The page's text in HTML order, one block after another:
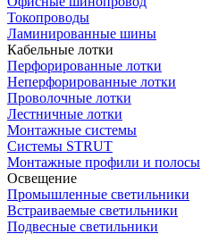
Токопроводы
Ламинированные шины
Кабельные лотки
Перфорированные лотки
Неперфорированные лотки
Проволочные лотки
Лестничные лотки
Монтажные системы
Системы STRUT
Монтажные профили и полосы
Освещение
Промышленные светильники
Встраиваемые светильники
Подвесные светильники